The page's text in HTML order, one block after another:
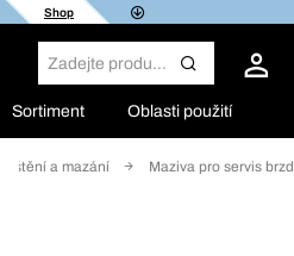
Shop
Sortiment Oblasti použití
a mazání Maziva pro servis brzd